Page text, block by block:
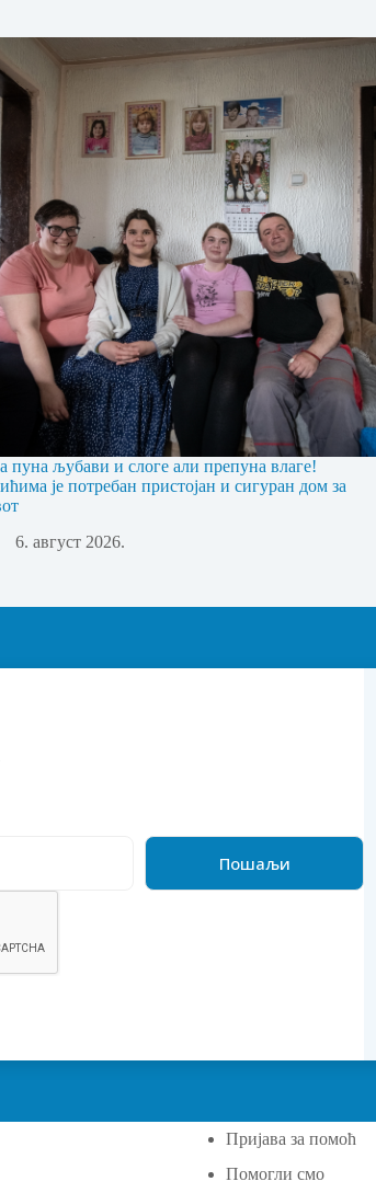
пуна љубави и слоге али препуна влаге!
је потребан пристојан и сигуран дом за
6. август 2026.
Пријава за помоћ
Помогли смо